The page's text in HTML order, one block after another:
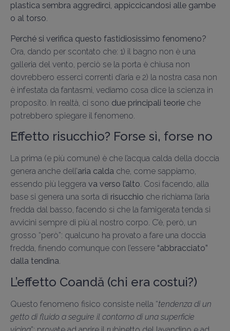
plastica sembra aggredirci, appiccicandosi alle gambe
o al torso.
Perché si verifica questo fastidiosissimo fenomeno?
Ora, dando per scontato che: 1) il bagno non è una
galleria del vento, perciò se la porta è chiusa non
dovrebbero esserci correnti d’aria e 2) la nostra casa non
è infestata da fantasmi, vediamo cosa dice la scienza in
proposito. In realtà, ci sono due principali teorie che
potrebbero spiegare il fenomeno.
Effetto risucchio? Forse sì, forse no
La prima (e più comune) è che l’acqua calda della doccia
genera anche dell’aria calda che, come sappiamo,
essendo più leggera va verso l’alto. Così facendo, alla
base si genera una sorta di risucchio che richiama l’aria
fredda dal basso, facendo sì che la famigerata tenda si
avvicini sempre di più al nostro corpo. C’è, però, un
grosso “però”: qualcuno ha provato a fare una doccia
fredda, finendo comunque con l’essere “abbracciato”
dalla tendina.
L’effetto Coandă (chi era costui?)
Questo fenomeno fisico consiste nella “tendenza di un
getto di fluido a seguire il contorno di una superficie